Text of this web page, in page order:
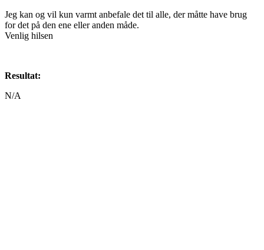
Jeg kan og vil kun varmt anbefale det til alle, der måtte have brug
for det på den ene eller anden måde.
Venlig hilsen
Resultat:
N/A